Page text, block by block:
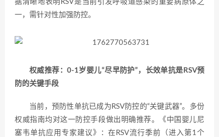
据清晰地表明RSV是当前引发呼吸道感染的重要病原体之
一，需针对性加强防控。
权威推荐：0-1岁婴儿“尽早防护”，长效单抗是RSV预
防的关键手段
当前，预防性单抗已成为RSV防控的“关键武器”。多份
权威指南均对这一防控手段做出明确推荐。《中国婴儿尼
塞韦单抗应用专家建议》：在RSV流行季前（进入第1个